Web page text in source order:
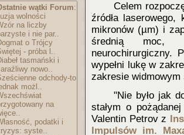
wątki Forum:
wolności
na liczby
i nie par..
o Trójcy
- próba l..
tasmański i
nowo..
odchody-to
możl..
na
podatki i
syste..
Celem
źródła laserowego,
mikronów (µm) i
średnią moc,
neurochirurgiczny.
wypełni lukę w
zakresie widmowym
"Nie było jak
stałym o
Valentin Petrov z
Impulsów im.